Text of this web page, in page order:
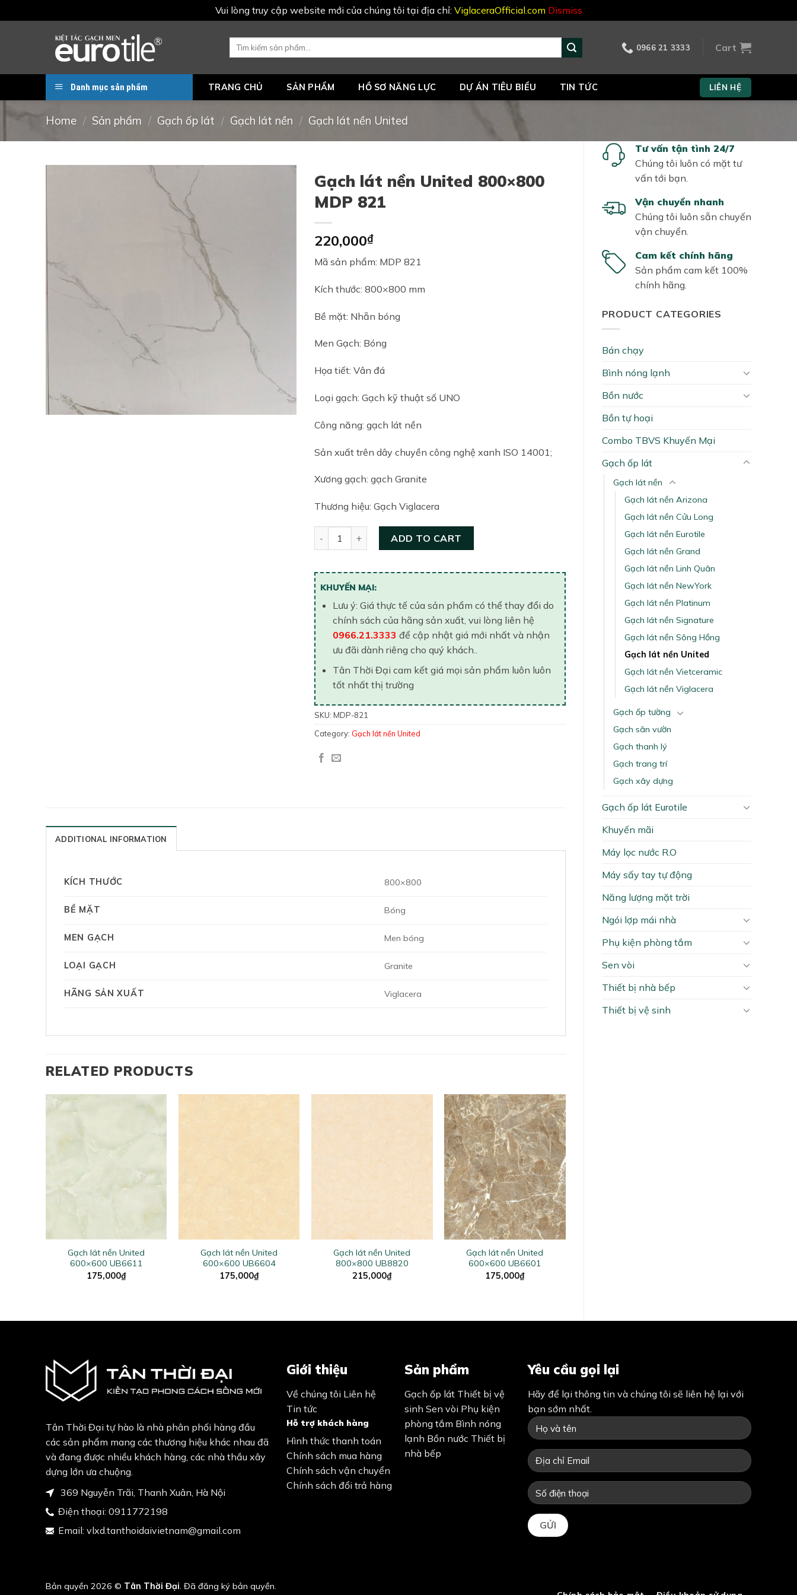
Vui lòng truy cập website mới của chúng tôi tại địa chỉ: ViglaceraOfficial.com Dismiss
Search
0966 21 3333 Cart
Danh mục sản phẩm TRANG CHỦ SẢN PHẨM HỒ SƠ NĂNG LỰC DỰ ÁN TIÊU BIỂU TIN TỨC LIÊN HỆ
Home / Sản phẩm / Gạch ốp lát / Gạch lát nền / Gạch lát nền United
Tư vấn tận tình 24/7
Chúng tôi luôn có mặt tư
vấn tới bạn.
Vận chuyển nhanh
Chúng tôi luôn sẵn chuyến
vận chuyển.
Cam kết chính hãng
Sản phẩm cam kết 100%
chính hãng.
PRODUCT CATEGORIES
Bán chạy
Bình nóng lạnh
Bồn nước
Bồn tự hoại
Combo TBVS Khuyến Mại
Gạch ốp lát
Gạch lát nền
Gạch lát nền Arizona
Gạch lát nền Cửu Long
Gạch lát nền Eurotile
Gạch lát nền Grand
Gạch lát nền Linh Quân
Gạch lát nền NewYork
Gạch lát nền Platinum
Gạch lát nền Signature
Gạch lát nền Sông Hồng
Gạch lát nền United
Gạch lát nền Vietceramic
Gạch lát nền Viglacera
Gạch ốp tường
Gạch sân vườn
Gạch thanh lý
Gạch trang trí
Gạch xây dựng
Gạch ốp lát Eurotile
Khuyến mãi
Máy lọc nước R.O
Máy sấy tay tự động
Năng lượng mặt trời
Ngói lợp mái nhà
Phụ kiện phòng tắm
Sen vòi
Thiết bị nhà bếp
Thiết bị vệ sinh
Gạch lát nền United 800×800
MDP 821
220,000₫
Mã sản phẩm: MDP 821
Kích thước: 800×800 mm
Bề mặt: Nhẵn bóng
Men Gạch: Bóng
Họa tiết: Vân đá
Loại gạch: Gạch kỹ thuật số UNO
Công năng: gạch lát nền
Sản xuất trên dây chuyền công nghệ xanh ISO 14001;
Xương gạch: gạch Granite
Thương hiệu: Gạch Viglacera
ADD TO CART
KHUYẾN MẠI:
Lưu ý: Giá thực tế của sản phẩm có thể thay đổi do
chính sách của hãng sản xuất, vui lòng liên hệ
0966.21.3333 để cập nhật giá mới nhất và nhận
ưu đãi dành riêng cho quý khách..
Tân Thời Đại cam kết giá mọi sản phẩm luôn luôn
tốt nhất thị trường
SKU: MDP-821
Category: Gạch lát nền United
ADDITIONAL INFORMATION
KÍCH THƯỚC 800×800
BỀ MẶT Bóng
MEN GẠCH Men bóng
LOẠI GẠCH Granite
HÃNG SẢN XUẤT Viglacera
RELATED PRODUCTS
Gạch lát nền United
600×600 UB6611
175,000₫
Gạch lát nền United
600×600 UB6604
175,000₫
+
Gạch lát nền United
800×800 UB8820
215,000₫
+
Gạch lát nền United
600×600 UB6601
175,000₫
Tân Thời Đại tự hào là nhà phân phối hàng đầu
các sản phẩm mang các thương hiệu khác nhau đã
và đang được nhiều khách hàng, các nhà thầu xây
dựng lớn ưa chuộng.
369 Nguyễn Trãi, Thanh Xuân, Hà Nội
Điện thoại: 0911772198
Email: vlxd.tanthoidaivietnam@gmail.com
Giới thiệu
Về chúng tôi Liên hệ
Tin tức
Hỗ trợ khách hàng
Hình thức thanh toán
Chính sách mua hàng
Chính sách vận chuyển
Chính sách đổi trả hàng
Sản phẩm
Gạch ốp lát Thiết bị vệ
sinh Sen vòi Phụ kiện
phòng tắm Bình nóng
lạnh Bồn nước Thiết bị
nhà bếp
Yêu cầu gọi lại
Hãy để lại thông tin và chúng tôi sẽ liên hệ lại với
bạn sớm nhất.
Bản quyền 2026 © Tân Thời Đại. Đã đăng ký bản quyền.